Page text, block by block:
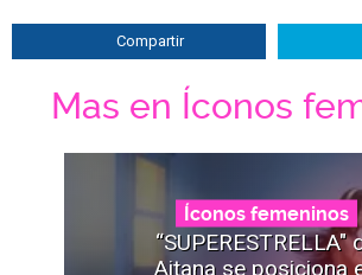
Compartir
Mas en Íconos
Íconos femeninos
“SUPERESTRELLA"
Aitana se posiciona